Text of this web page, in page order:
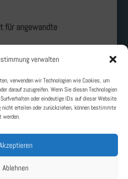
verwalten
verwenden wir Technologien wie Cookies, um
darauf zuzugreifen. Wenn Sie diesen Technologien
oder eindeutige IDs auf dieser Website
erteilen oder zurückziehen, können bestimmte
werden.
Ablehnen
für angewandte
2
institut.de